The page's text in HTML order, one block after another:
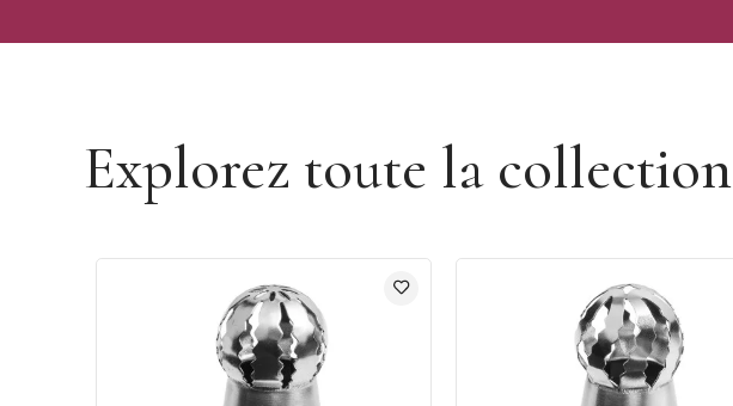
Explorez toute la collection